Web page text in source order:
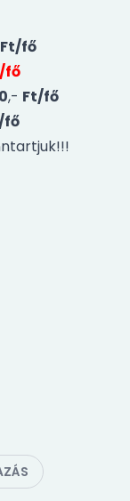
fő
fő
,- Ft/fő
fő